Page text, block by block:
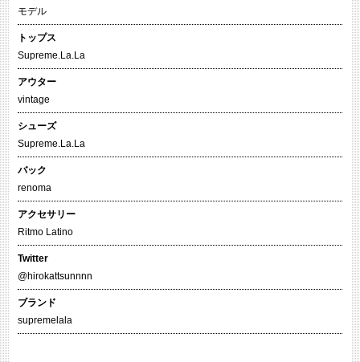
モデル
トップス
Supreme.La.La
アウター
vintage
シューズ
Supreme.La.La
バック
renoma
アクセサリー
Ritmo Latino
Twitter
@hirokattsunnnn
ブランド
supremelala